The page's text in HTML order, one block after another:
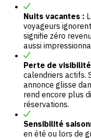
Nuits vacantes :
voyageurs
signifie zéro
aussi
Perte de
calendriers actifs.
annonce glisse
rend encore plus
réservations.
Sensibilité
en été ou lors de